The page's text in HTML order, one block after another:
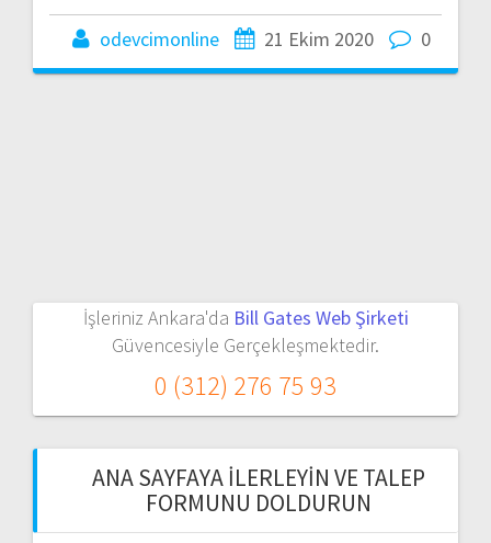
odevcimonline 21 Ekim 2020 0
İşleriniz Ankara'da Bill Gates Web Şirketi
Güvencesiyle Gerçekleşmektedir.
0 (312) 276 75 93
ANA SAYFAYA İLERLEYIN VE TALEP
FORMUNU DOLDURUN